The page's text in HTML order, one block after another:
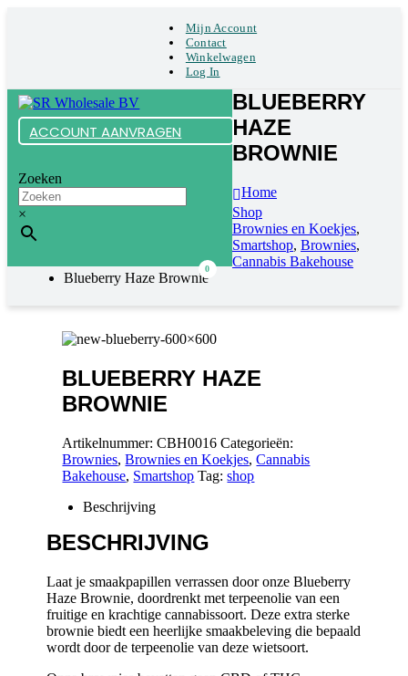
Mijn Account
Contact
Winkelwagen
Log In
ACCOUNT AANVRAGEN
Zoeken
×
0
BLUEBERRY
HAZE
BROWNIE
Home
Shop
Brownies en Koekjes,
Smartshop, Brownies,
Cannabis Bakehouse
Blueberry Haze Brownie
BLUEBERRY HAZE
BROWNIE
Artikelnummer:CBH0016 Categorieën:
Brownies,Brownies en Koekjes,Cannabis
Bakehouse, Smartshop Tag:shop
Beschrijving
BESCHRIJVING
Laat je smaakpapillen verrassen door onze Blueberry
Haze Brownie, doordrenkt met terpeenolie van een
fruitige en krachtige cannabissoort. Deze extra sterke
brownie biedt een heerlijke smaakbeleving die bepaald
wordt door de terpeenolie van deze wietsoort.